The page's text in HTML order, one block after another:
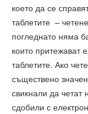
което да се
таблетите –
погледнато няма
които притежават
таблетите. Ако
съществено
свикнали да четат
сдобили с